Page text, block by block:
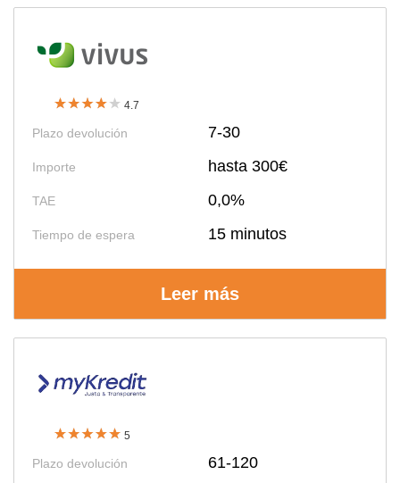
4.7
Plazo devolución 7-30
Importe hasta 300€
TAE 0,0%
Tiempo de espera 15 minutos
Leer más
5
Plazo devolución 61-120